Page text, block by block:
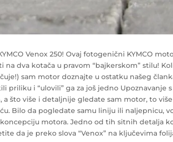
Venox 250! Ovaj fotogenični KYMCO
dva kotača u pravom “bajkerskom” stilu!
sam motor doznajte u ostatku našeg
i “ulovili” ga za još jedno Upoznavanje
što više i detaljnije gledate sam motor, to
Bilo da pogledate samu liniju ili naljepnicu,
motora. Jedno od tih sitnih detalja
da je preko slova “Venox” na ključevima